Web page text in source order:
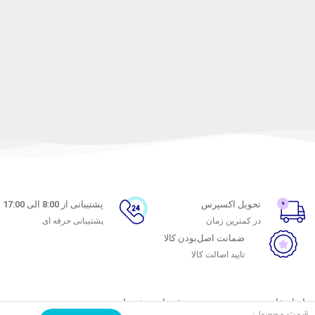
تحویل اکسپرس
در کمترین زمان
پشتیبانی از 8:00 الی 17:00
پشتیبانی حرفه ای
ضمانت اصل‌بودن کالا
تایید اصالت کالا
با ماه خانوم خدمات مشتریان